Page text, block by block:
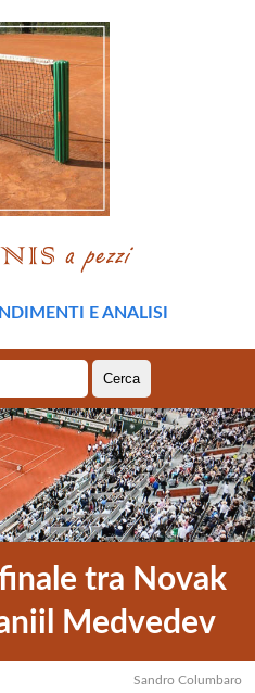
E ANALISI
tra Novak
Medvedev
Sandro Columbaro